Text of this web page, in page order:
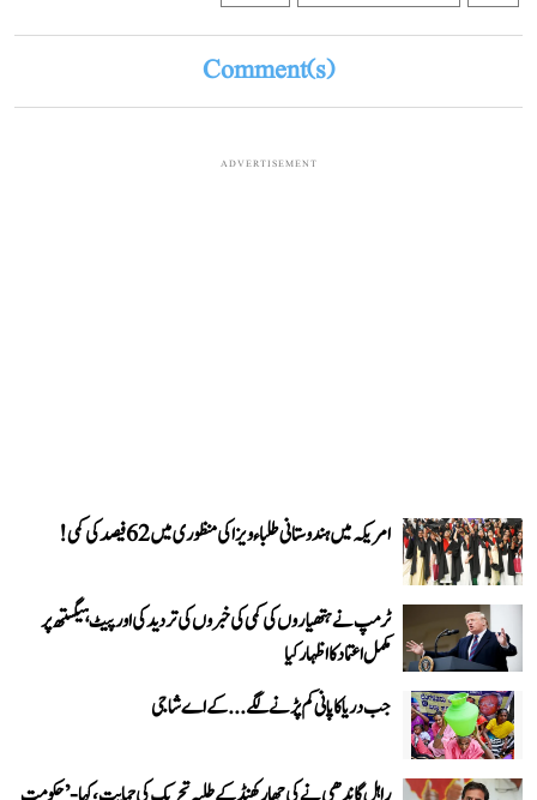
Comment(s)
ADVERTISEMENT
امریکہ میں ہندوستانی طلباء ویزا کی منظوری میں 62 فیصد کی کمی!
ٹرمپ نے ہتھیاروں کی کمی کی خبروں کی تردید کی اور پیٹ ہیگستھ پر
مکمل اعتماد کا اظہار کیا
جب دریا کا پانی کم پڑنے لگے...کے اے شاجی